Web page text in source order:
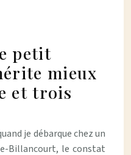
petit
mieux
et trois
je débarque chez un
Billancourt, le constat